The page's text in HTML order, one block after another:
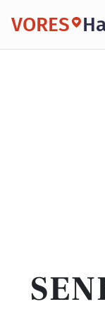
VORES